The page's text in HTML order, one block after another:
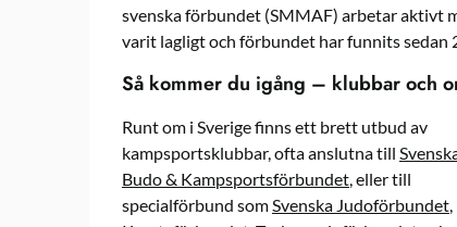
svenska förbundet (SMMAF) arbetar aktivt
varit lagligt och förbundet har funnits sedan
Så kommer du igång – klubbar och
Runt om i Sverige finns ett brett utbud av
kampsportsklubbar, ofta anslutna till
Budo & Kampsportsförbundet , eller till
specialförbund som Svenska Judoförbundet